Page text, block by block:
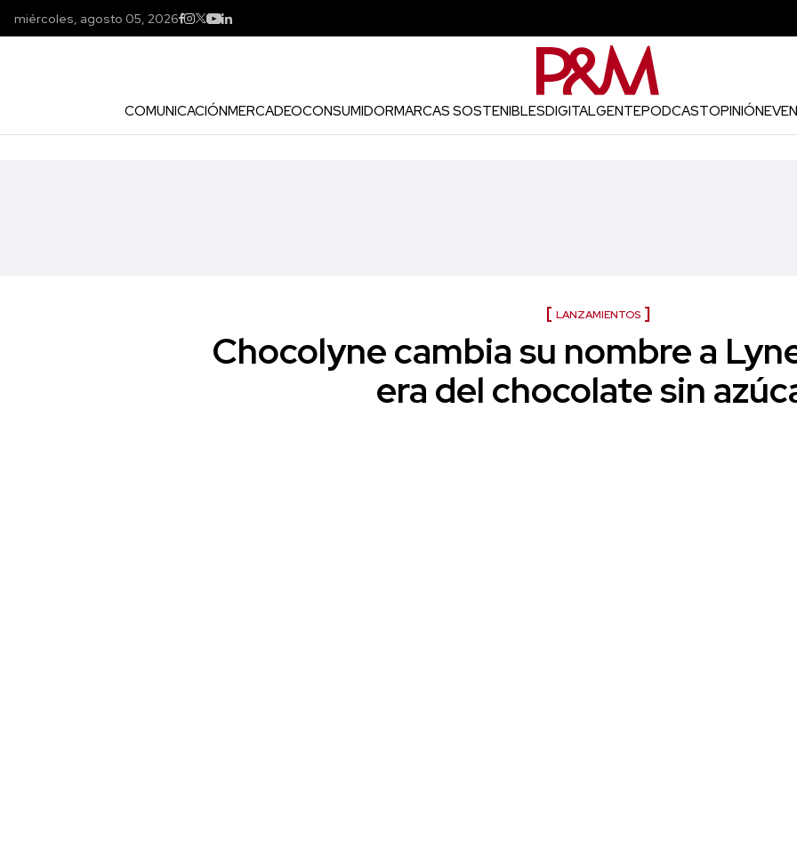
miércoles, agosto 05, 2026
COMUNICACIÓNMERCADEOCONSUMIDORMARCAS SOSTENIBLESDIGITALGENTEPODCASTOPINIÓN
LANZAMIENTOS
Chocolyne cambia su nombre a
era del chocolate sin